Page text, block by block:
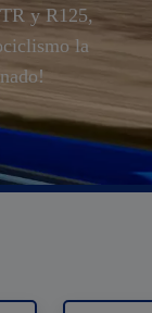
y R125,
la